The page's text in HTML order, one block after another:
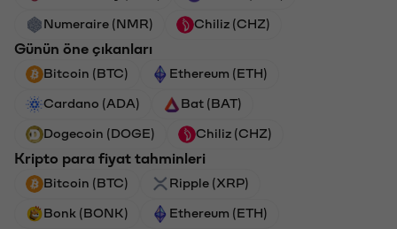
Numeraire (NMR) Chiliz (CHZ)
Günün öne çıkanları
Bitcoin (BTC) Ethereum (ETH)
Cardano (ADA) Bat (BAT)
Dogecoin (DOGE) Chiliz (CHZ)
Kripto para fiyat tahminleri
Bitcoin (BTC) Ripple (XRP)
Bonk (BONK) Ethereum (ETH)